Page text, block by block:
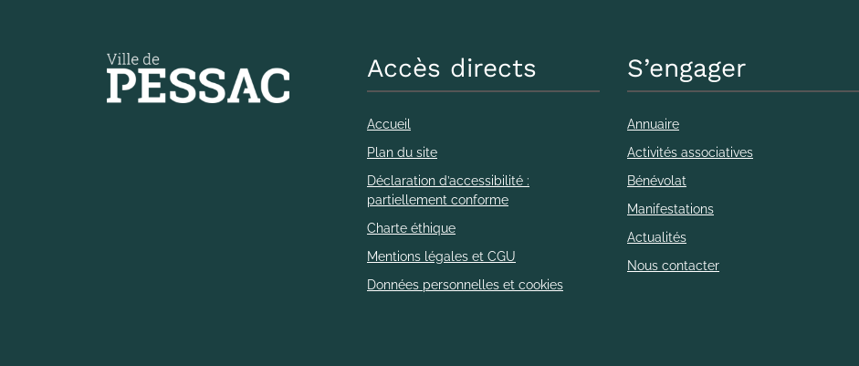
Accès directs
Accueil
Plan du site
Déclaration d’accessibilité :
partiellement conforme
Charte éthique
Mentions légales et CGU
Données personnelles et cookies
S’engager
Annuaire
Activités associatives
Bénévolat
Manifestations
Actualités
Nous contacter